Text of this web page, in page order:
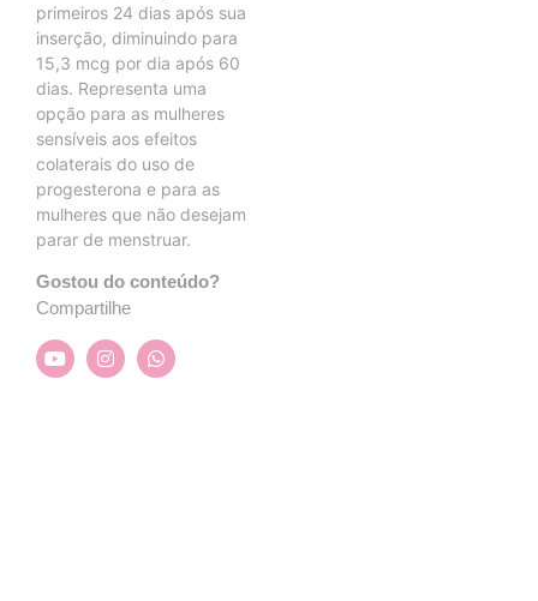
primeiros 24 dias após sua
inserção, diminuindo para
15,3 mcg por dia após 60
dias. Representa uma
opção para as mulheres
sensíveis aos efeitos
colaterais do uso de
progesterona e para as
mulheres que não desejam
parar de menstruar.
Gostou do conteúdo?
Compartilhe